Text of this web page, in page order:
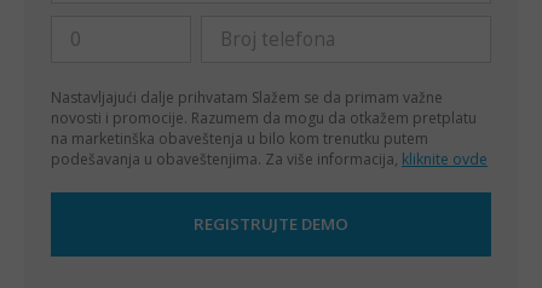
Nastavljajući dalje prihvatam Slažem se da primam važne
novosti i promocije. Razumem da mogu da otkažem pretplatu
na marketinška obaveštenja u bilo kom trenutku putem
podešavanja u obaveštenjima. Za više informacija, kliknite ovde